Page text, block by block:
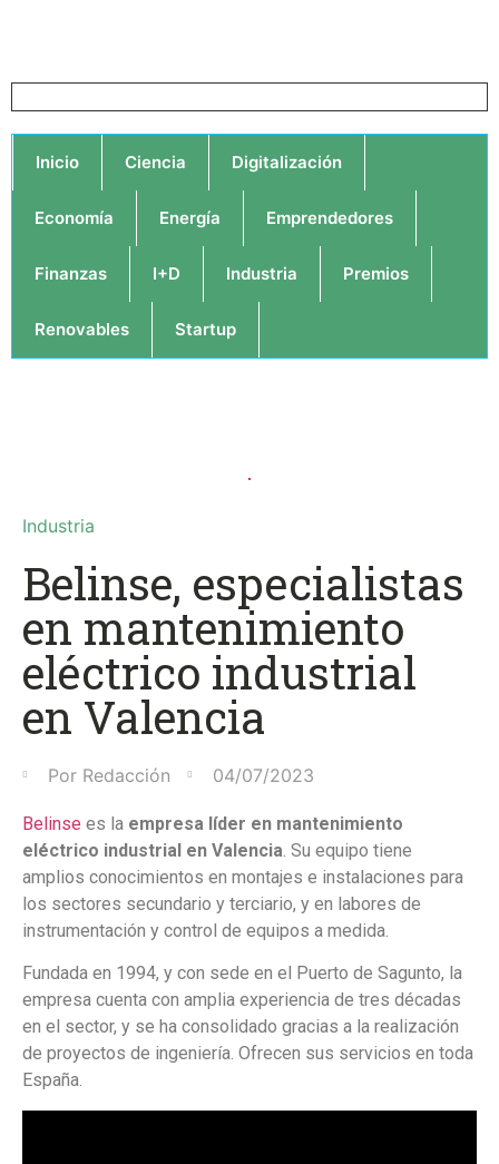
Inicio Ciencia Digitalización
Economía Energía Emprendedores
Finanzas I+D Industria Premios
Renovables Startup
Industria
Belinse, especialistas
en mantenimiento
eléctrico industrial
en Valencia
Por Redacción 04/07/2023
Belinse es la empresa líder en mantenimiento
eléctrico industrial en Valencia. Su equipo tiene
amplios conocimientos en montajes e instalaciones para
los sectores secundario y terciario, y en labores de
instrumentación y control de equipos a medida.
Fundada en 1994, y con sede en el Puerto de Sagunto, la
empresa cuenta con amplia experiencia de tres décadas
en el sector, y se ha consolidado gracias a la realización
de proyectos de ingeniería. Ofrecen sus servicios en toda
España.